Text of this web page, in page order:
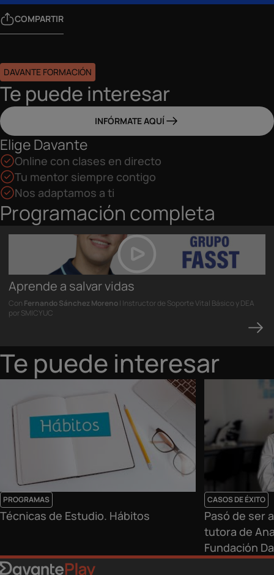
COMPARTIR
DAVANTE FORMACIÓN
Te puede interesar
INFÓRMATE AQUÍ
Elige Davante
Online con clases en directo
Tu mentor siempre contigo
Nos adaptamos a ti
Programación completa
Aprende a salvar vidas
Con Fernando Sánchez Moreno| Instructor de Soporte Vital Básico y DEA
por SMICYUC
Te puede interesar
PROGRAMAS
Técnicas de Estudio. Hábitos
CASOS DE ÉXITO
Pasó de ser
tutora de
Fundación